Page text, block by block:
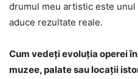
drumul meu artistic este
aduce rezultate reale.
Cum vedeți evoluția operei
muzee, palate sau locații